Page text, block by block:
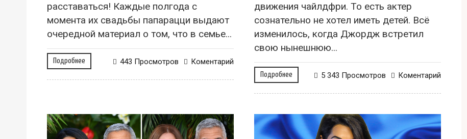
расставаться! Каждые полгода с
момента их свадьбы папарацци выдают
очередной материал о том, что в семье...
Подробнее Коментарий
443 Просмотров
движения чайлдфри. То есть актер
сознательно не хотел иметь детей. Всё
изменилось, когда Джордж встретил
свою нынешнюю...
Подробнее Коментарий
5 343 Просмотров